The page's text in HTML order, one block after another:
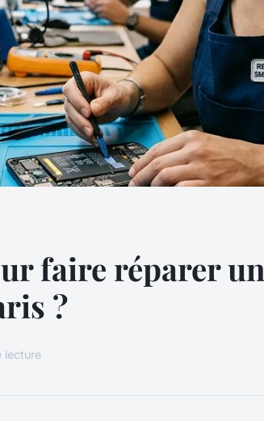
faire réparer un
?
lecture